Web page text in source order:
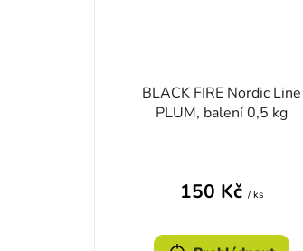
BLACK FIRE Nordic Line
PLUM, balení 0,5 kg
150 Kč/ ks